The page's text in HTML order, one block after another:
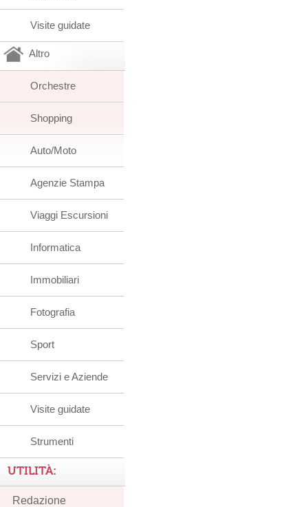
Visite guidate
Altro
Orchestre
Shopping
Auto/Moto
Agenzie Stampa
Viaggi Escursioni
Informatica
Immobiliari
Fotografia
Sport
Servizi e Aziende
Visite guidate
Strumenti
UTILITÀ:
Redazione